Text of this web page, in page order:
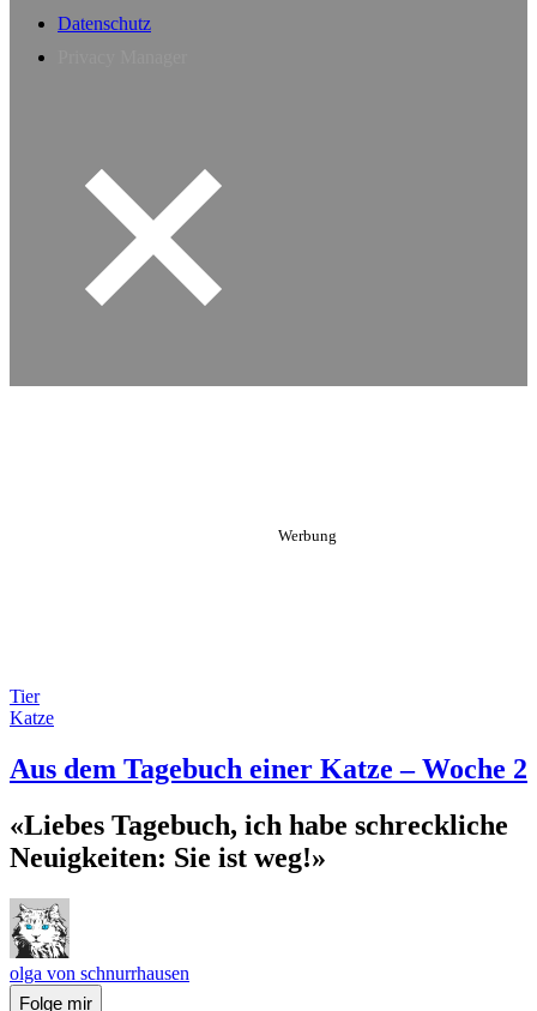
Datenschutz
Tier
Katze
Aus dem Tagebuch einer Katze – Woche 2
«Liebes Tagebuch, ich habe schreckliche
Neuigkeiten: Sie ist weg!»
olga von schnurrhausen
Folge mir